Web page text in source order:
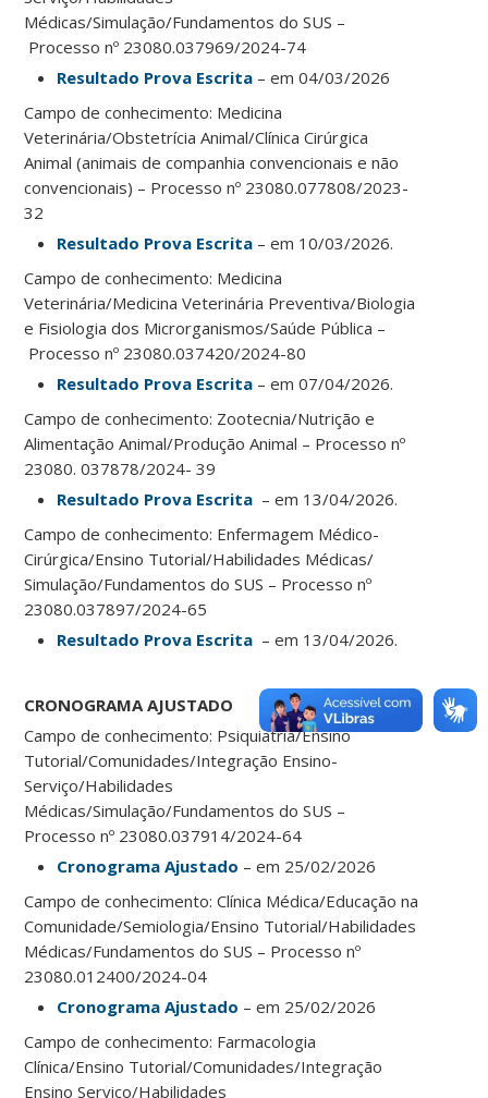
Médicas/Simulação/Fundamentos do SUS –
Processo nº 23080.037969/2024-74
Resultado Prova Escrita – em 04/03/2026
Campo de conhecimento: Medicina
Veterinária/Obstetrícia Animal/Clínica Cirúrgica
Animal (animais de companhia convencionais e não
convencionais) – Processo nº 23080.077808/2023-
32
Resultado Prova Escrita – em 10/03/2026.
Campo de conhecimento: Medicina
Veterinária/Medicina Veterinária Preventiva/Biologia
e Fisiologia dos Microrganismos/Saúde Pública –
Processo nº 23080.037420/2024-80
Resultado Prova Escrita – em 07/04/2026.
Campo de conhecimento: Zootecnia/Nutrição e
Alimentação Animal/Produção Animal – Processo nº
23080. 037878/2024- 39
Resultado Prova Escrita – em 13/04/2026.
Campo de conhecimento: Enfermagem Médico-
Cirúrgica/Ensino Tutorial/Habilidades Médicas/
Simulação/Fundamentos do SUS – Processo nº
23080.037897/2024-65
Resultado Prova Escrita – em 13/04/2026.
CRONOGRAMA AJUSTADO
Campo de conhecimento: Psiquiatria/Ensino
Tutorial/Comunidades/Integração Ensino-
Serviço/Habilidades
Médicas/Simulação/Fundamentos do SUS –
Processo nº 23080.037914/2024-64
Cronograma Ajustado – em 25/02/2026
Campo de conhecimento: Clínica Médica/Educação na
Comunidade/Semiologia/Ensino Tutorial/Habilidades
Médicas/Fundamentos do SUS – Processo nº
23080.012400/2024-04
Cronograma Ajustado – em 25/02/2026
Campo de conhecimento: Farmacologia
Clínica/Ensino Tutorial/Comunidades/Integração
Ensino Serviço/Habilidades